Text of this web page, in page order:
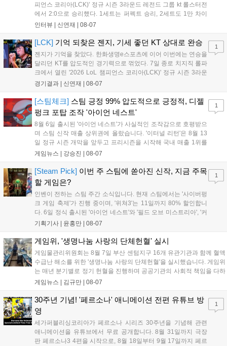
피언스 코리아(LCK)' 정규 시즌 3라운드 레전드 그룹 kt 롤스터전
에서 2:0으로 승리했다. 1세트는 퍼펙트 승리, 2세트도 1만 차이
를 벌리며 25분 만에 승리하면서 말 그대로 압도적인 경기력을 선
하며 POM에 선정됐...
인터뷰 | 신연재 08-07
[LCK] 기억 되찾은 젠지, 기세 좋던 KT 상대로 완승
젠지가 기억을 찾았다. 한화생명e스포츠에 이어 이번에는 연승을
달리던 KT를 압도적인 경기력으로 꺾었다. 7일 종로 치지직 롤파
크에서 열린 '2026 LoL 챔피언스 코리아(LCK)' 정규 시즌 3라운
드 레전드 그룹, kt 롤스터와 젠지 e스포츠의 대결에서 젠지가 압
기억을 되찾기라도 한 듯 1,...
경기결과 | 신연재 08-07
1
[스팀체크] 스팀 긍정 99% 압도적으로 긍정적, 디젤
펑크 포탑 조작 '아이언 네스트'
8월 6일 출시된 '아이언 네스트'가 사실적인 조작감으로 호평받으
며 스팀 신작 매출 상위권에 올랐습니다. '이터널 리턴'은 8월 13
일 정규 시즌 개막을 앞두고 프리시즌을 시작해 국내 매출 1위를
기록했습니다. 25주년을 맞은 '고스트 리콘' 시리즈는 8월 6일 쇼
'마블 투혼: 파이팅 소울즈'와 레트로 수리 시뮬레이션 '리스토
리'도 스팀에 정식 출시되었습니다....
게임뉴스 | 강승진 08-07
1
[Steam Pick] 이번 주 스팀에 쏟아진 신작, 지금 주목
할 게임은?
인벤이 전하는 스팀 주간 소식입니다. 현재 스팀에서는 '사이버펑
크 게임 축제'가 진행 중이며, '위쳐3'는 11일까지 80% 할인합니
다. 6일 정식 출시된 '아이언 네스트'와 '필드 오브 미스트리아', '커
세어 코브'가 호평받고 있습니다. 한편, 7일 출시된 '마블 투혼'은
다. 유비소프트의 '고스트리콘: 와일드랜드'는 7년 만의 대규모 업
데이트 '라스트 라이츠'와 함께 95% 할인 중입니다....
기획기사 | 윤홍만 08-07
1
게임위, '생명나눔 사랑의 단체헌혈' 실시
게임물관리위원회는 8월 7일 부산 센텀지구 16개 유관기관과 함께 혈액
수급난 해소를 위한 '생명나눔 사랑의 단체헌혈'을 실시했습니다. 게임위
는 매년 분기별로 정기 헌혈을 진행하며 공공기관의 사회적 책임을 다하
고 있으며, 이번 행사에는 영화진흥위원회 등 14개 기관 임직원이 동참
따뜻한 실천에 참여한 모든 임직원에게 감사의 뜻을 전하며 헌혈 문화
확산에 앞장섰습니다....
게임뉴스 | 김규만 08-07
30주년 기념! '페르소나' 애니메이션 전편 유튜브 방
영
세가퍼블리싱코리아가 페르소나 시리즈 30주년을 기념해 관련
애니메이션을 유튜브에서 무료 공개합니다. 8월 31일까지 극장
판 페르소나3 4편을 시작으로, 8월 18일부터 9월 17일까지 페르
1